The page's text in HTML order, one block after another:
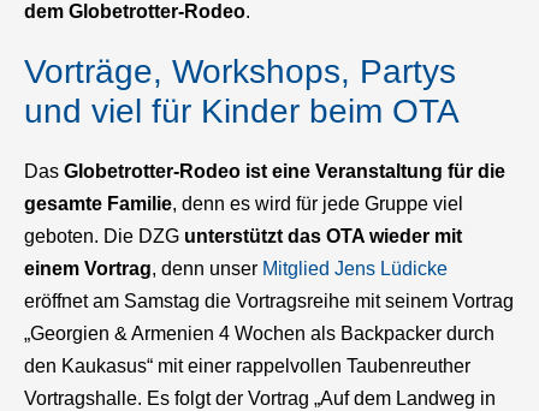
dem Globetrotter-Rodeo.
Vorträge, Workshops, Partys
und viel für Kinder beim OTA
Das Globetrotter-Rodeo ist eine Veranstaltung für die
gesamte Familie, denn es wird für jede Gruppe viel
geboten. Die DZG unterstützt das OTA wieder mit
einem Vortrag, denn unser Mitglied Jens Lüdicke
eröffnet am Samstag die Vortragsreihe mit seinem Vortrag
„Georgien & Armenien 4 Wochen als Backpacker durch
den Kaukasus“ mit einer rappelvollen Taubenreuther
Vortragshalle. Es folgt der Vortrag „Auf dem Landweg in